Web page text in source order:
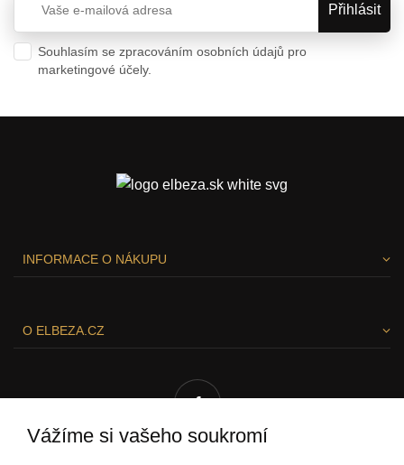
Souhlasím se zpracováním osobních údajů pro
marketingové účely.
INFORMACE O NÁKUPU
O ELBEZA.CZ
Vážíme si vašeho soukromí